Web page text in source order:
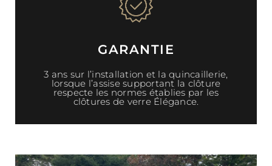
GARANTIE
3 ans sur l’installation et la quincaillerie,
lorsque l’assise supportant la clôture
respecte les normes établies par les
clôtures de verre Élégance.